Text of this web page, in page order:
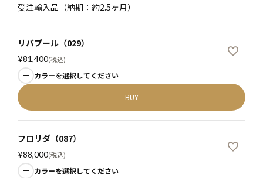
受注輸入品（納期：約2.5ヶ月）
リバプール（029）
¥81,400 税込
BUY
カラーを選択してください
フロリダ（087）
¥88,000 税込
カラーを選択してください